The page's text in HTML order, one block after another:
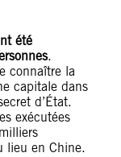
été
.
connaître la
capitale dans
d’État.
exécutées
lieu en Chine.